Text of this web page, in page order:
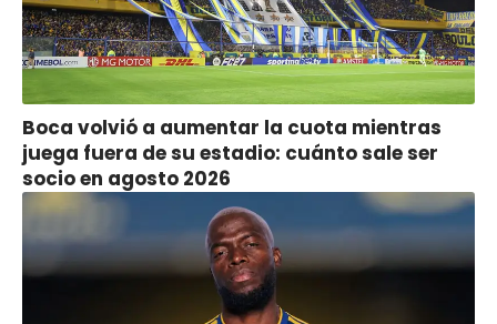
Boca volvió a aumentar la cuota mientras
juega fuera de su estadio: cuánto sale ser
socio en agosto 2026